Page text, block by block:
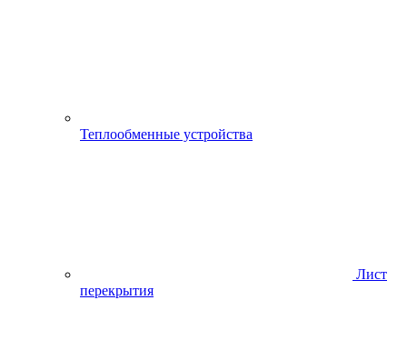
Теплообменные устройства
Лист
перекрытия